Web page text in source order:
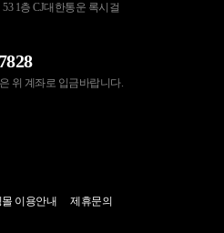
1층 CJ대한통운 록시걸
위 계좌로 입금바랍니다.
이용안내 제휴문의